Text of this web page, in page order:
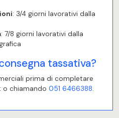
: 3/4 giorni lavorativi dalla
: 7/8 giorni lavorativi dalla
tassativa?
prima di completare
o chiamando 051 6466388.